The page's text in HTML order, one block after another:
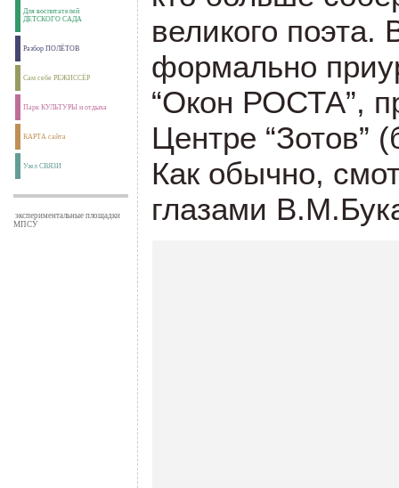
Для воспитателей
ДЕТСКОГО САДА
Разбор ПОЛЁТОВ
Сам себе РЕЖИССЁР
Парк КУЛЬТУРЫ и отдыха
КАРТА сайта
Узел СВЯЗИ
экспериментальные площадки
МПСУ
великого поэта.
формально
“Окон РОСТА”,
Центре “Зотов”
Как обычно,
глазами